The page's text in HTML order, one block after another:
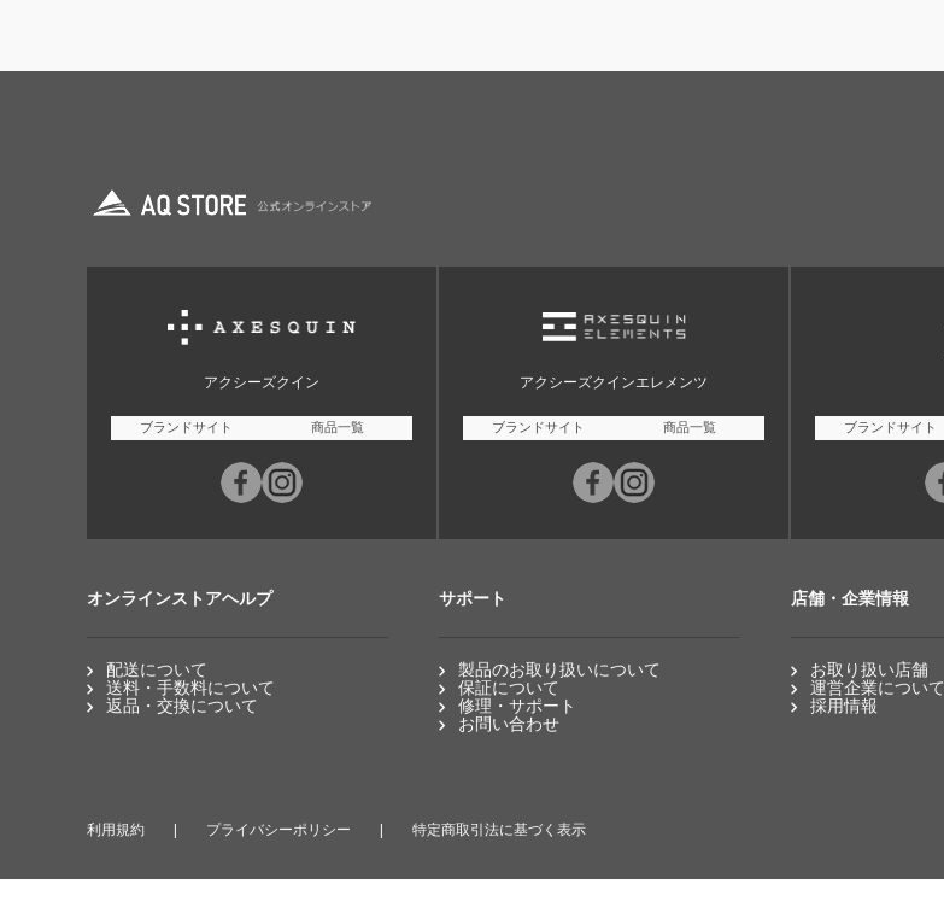
アクシーズクイン
ブランドサイト 商品一覧
アクシーズクインエレメンツ
ブランドサイト 商品一覧 ブランドサイト
オンラインストアヘルプ
配送について
送料・手数料について
返品・交換について
サポート
製品のお取り扱いについて
保証について
修理・サポート
お問い合わせ
店舗・企業情報
お取り扱い店舗
運営企業について
採用情報
利用規約 プライバシーポリシー 特定商取引法に基づく表示